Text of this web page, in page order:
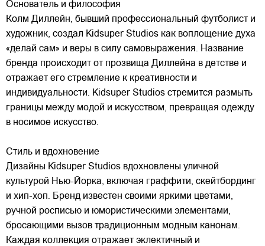
Основатель и философия
Колм Диллейн, бывший профессиональный футболист и
художник, создал Kidsuper Studios как воплощение духа
«делай сам» и веры в силу самовыражения. Название
бренда происходит от прозвища Диллейна в детстве и
отражает его стремление к креативности и
индивидуальности. Kidsuper Studios стремится размыть
границы между модой и искусством, превращая одежду
в носимое искусство.
Стиль и вдохновение
Дизайны Kidsuper Studios вдохновлены уличной
культурой Нью-Йорка, включая граффити, скейтбординг
и хип-хоп. Бренд известен своими яркими цветами,
ручной росписью и юмористическими элементами,
бросающими вызов традиционным модным канонам.
Каждая коллекция отражает эклектичный и